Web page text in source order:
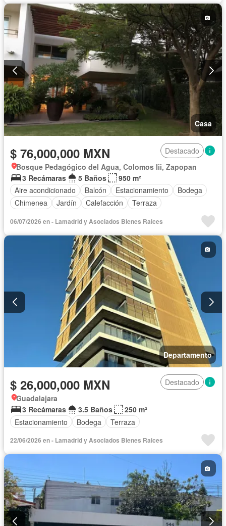
Casa
$ 76,000,000 MXN
Destacado
Bosque Pedagógico del Agua, Colomos Iii, Zapopan
3 Recámaras
5 Baños
950 m²
Aire acondicionado
Balcón Estacionamiento
Bodega
Chimenea
Jardín Calefacción Terraza
06/07/2026 en - Lamadrid y Asociados Bienes Raices
Departamento
$ 26,000,000 MXN
Destacado
Guadalajara
3 Recámaras
3.5 Baños
250 m²
Estacionamiento
Bodega Terraza
22/06/2026 en - Lamadrid y Asociados Bienes Raices